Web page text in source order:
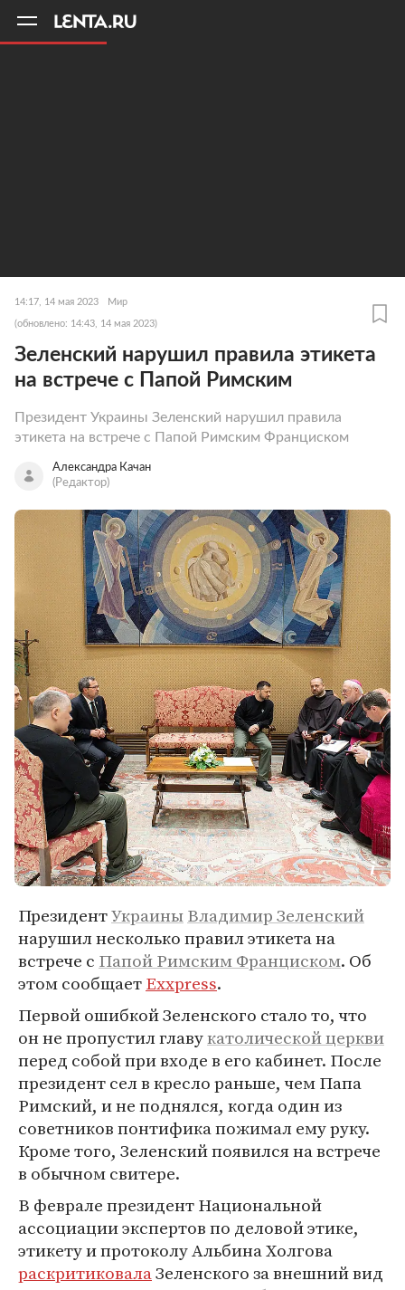
14:17, 14 мая 2023 Мир
(обновлено: 14:43, 14 мая 2023)
Зеленский нарушил правила этикета
на встрече с Папой Римским
Президент Украины Зеленский нарушил правила
этикета на встрече с Папой Римским Франциском
Александра Качан
(Редактор)
ПрезидентУкраиныВладимир Зеленский
нарушил несколько правил этикета на
встрече с Папой Римским Франциском. Об
этом сообщаетExxpress.
Первой ошибкой Зеленского стало то, что
он не пропустил главукатолической церкви
перед собой при входе в его кабинет. После
президент сел в кресло раньше, чем Папа
Римский, и не поднялся, когда один из
советников понтифика пожимал ему руку.
Кроме того, Зеленский появился на встрече
в обычном свитере.
В феврале президент Национальной
ассоциации экспертов по деловой этике,
этикету и протоколу Альбина Холгова
раскритиковалаЗеленского за внешний вид